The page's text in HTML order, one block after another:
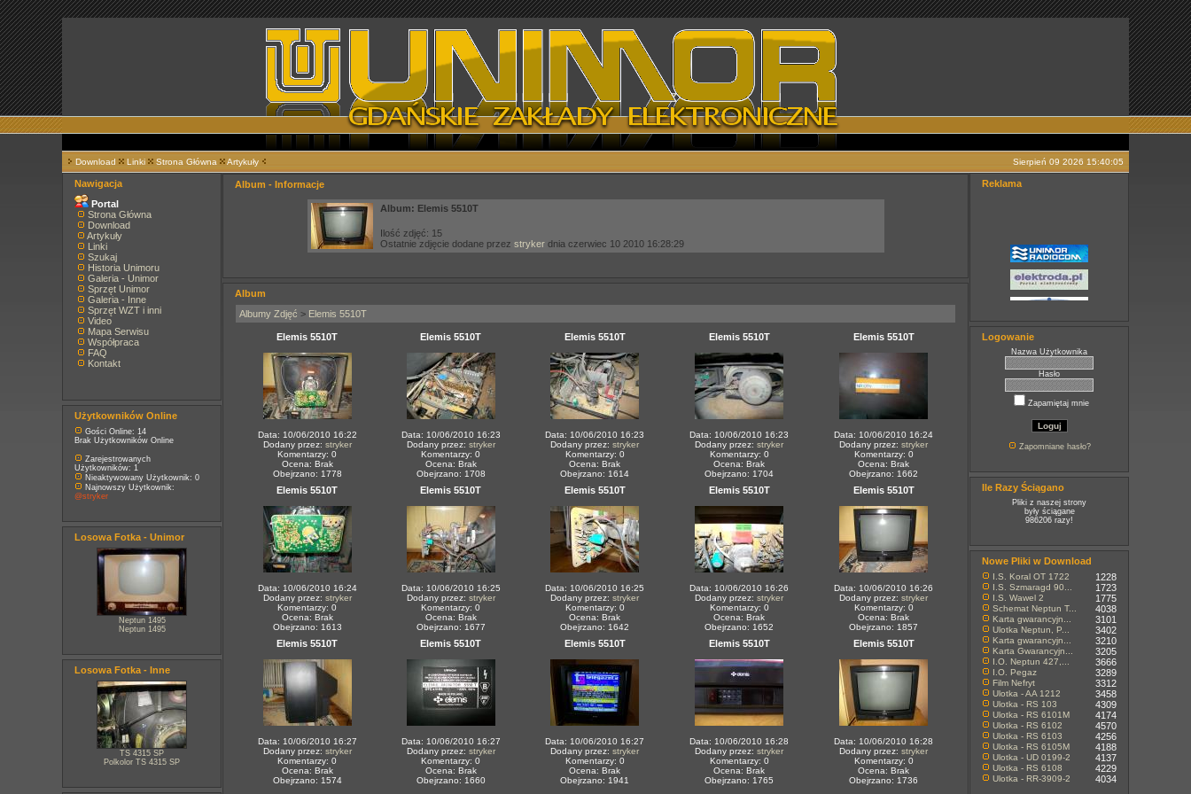
Download Linki Strona Główna Artykuły Sierpień 09 2026 15:40:05
Nawigacja
Portal
Strona Główna
Download
Artykuły
Linki
Szukaj
Historia Unimoru
Galeria - Unimor
Sprzęt Unimor
Galeria - Inne
Sprzęt WZT i inni
Video
Mapa Serwisu
Współpraca
FAQ
Kontakt
Użytkowników Online
Gości Online: 14
Brak Użytkowników Online
Zarejestrowanych
Użytkowników: 1
Nieaktywowany Użytkownik: 0
Najnowszy Użytkownik:
@stryker
Losowa Fotka - Unimor
Neptun 1495
Neptun 1495
Losowa Fotka - Inne
TS 4315 SP
Polkolor TS 4315 SP
Album - Informacje
Album: Elemis 5510T
Ilość zdjęć: 15
Ostatnie zdjęcie dodane przez strykerdnia czerwiec 10 2010 16:28:29
Album
Albumy Zdjęć > Elemis 5510T
Elemis 5510T
Data: 10/06/2010 16:22
Dodany przez: stryker
Komentarzy: 0
Ocena: Brak
Obejrzano: 1778
Elemis 5510T
Data: 10/06/2010 16:23
Dodany przez: stryker
Komentarzy: 0
Ocena: Brak
Obejrzano: 1708
Elemis 5510T
Data: 10/06/2010 16:23
Dodany przez: stryker
Komentarzy: 0
Ocena: Brak
Obejrzano: 1614
Elemis 5510T
Data: 10/06/2010 16:23
Dodany przez: stryker
Komentarzy: 0
Ocena: Brak
Obejrzano: 1704
Elemis 5510T
Data: 10/06/2010 16:24
Dodany przez: stryker
Komentarzy: 0
Ocena: Brak
Obejrzano: 1662
Elemis 5510T
Data: 10/06/2010 16:24
Dodany przez: stryker
Komentarzy: 0
Ocena: Brak
Obejrzano: 1613
Elemis 5510T
Data: 10/06/2010 16:25
Dodany przez: stryker
Komentarzy: 0
Ocena: Brak
Obejrzano: 1677
Elemis 5510T
Data: 10/06/2010 16:25
Dodany przez: stryker
Komentarzy: 0
Ocena: Brak
Obejrzano: 1642
Elemis 5510T
Data: 10/06/2010 16:26
Dodany przez: stryker
Komentarzy: 0
Ocena: Brak
Obejrzano: 1652
Elemis 5510T
Data: 10/06/2010 16:26
Dodany przez: stryker
Komentarzy: 0
Ocena: Brak
Obejrzano: 1857
Elemis 5510T
Data: 10/06/2010 16:27
Dodany przez: stryker
Komentarzy: 0
Ocena: Brak
Obejrzano: 1574
Elemis 5510T
Data: 10/06/2010 16:27
Dodany przez: stryker
Komentarzy: 0
Ocena: Brak
Obejrzano: 1660
Elemis 5510T
Data: 10/06/2010 16:27
Dodany przez: stryker
Komentarzy: 0
Ocena: Brak
Obejrzano: 1941
Elemis 5510T
Data: 10/06/2010 16:28
Dodany przez: stryker
Komentarzy: 0
Ocena: Brak
Obejrzano: 1765
Elemis 5510T
Data: 10/06/2010 16:28
Dodany przez: stryker
Komentarzy: 0
Ocena: Brak
Obejrzano: 1736
Reklama
Logowanie
Nazwa Użytkownika
Hasło
Zapamiętaj mnie
Zapomniane hasło?
Ile Razy Ściągano
Pliki z naszej strony
były ściągane
986206 razy!
Nowe Pliki w Download
I.S. Koral OT 1722 1228
I.S. Szmaragd 90... 1723
I.S. Wawel 2 1775
Schemat Neptun T... 4038
Karta gwarancyjn... 3101
Ulotka Neptun, P... 3402
Karta gwarancyjn... 3210
Karta Gwarancyjn... 3205
I.O. Neptun 427,... 3666
I.O. Pegaz 3289
Film Nefryt 3312
Ulotka - AA 1212 3458
Ulotka - RS 103 4309
Ulotka - RS 6101M 4174
Ulotka - RS 6102 4570
Ulotka - RS 6103 4256
Ulotka - RS 6105M 4188
Ulotka - UD 0199-2 4137
Ulotka - RS 6108 4229
Ulotka - RR-3909-2 4034